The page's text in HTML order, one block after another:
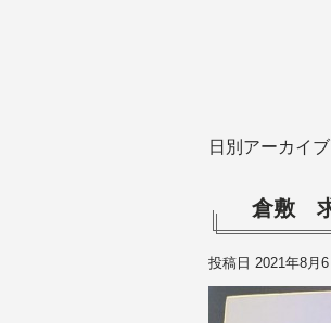
日別アーカイ
倉敷
投稿日 2021年8月6